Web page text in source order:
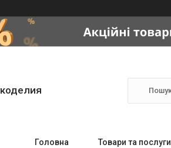
Головна Товари та послуги